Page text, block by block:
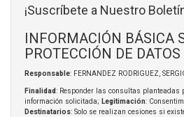
¡Suscríbete a Nuestro
INFORMACIÓN BÁSICA
PROTECCIÓN DE DATOS
Responsable: FERNANDEZ RODRIGUEZ,
Finalidad: Responder las consultas planteadas
información solicitada; Legitimación:
Destinatarios: Solo se realizan cesiones si